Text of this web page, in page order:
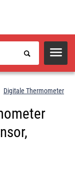
Digitale Thermometer